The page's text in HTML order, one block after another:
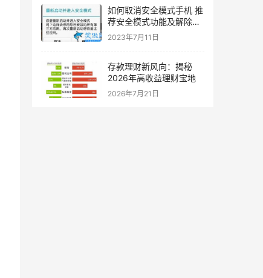
如何取消安全模式手机 推
荐安全模式功能及解除方
式
2023年7月11日
存款理财新风向：揭秘
2026年高收益理财宝地
2026年7月21日